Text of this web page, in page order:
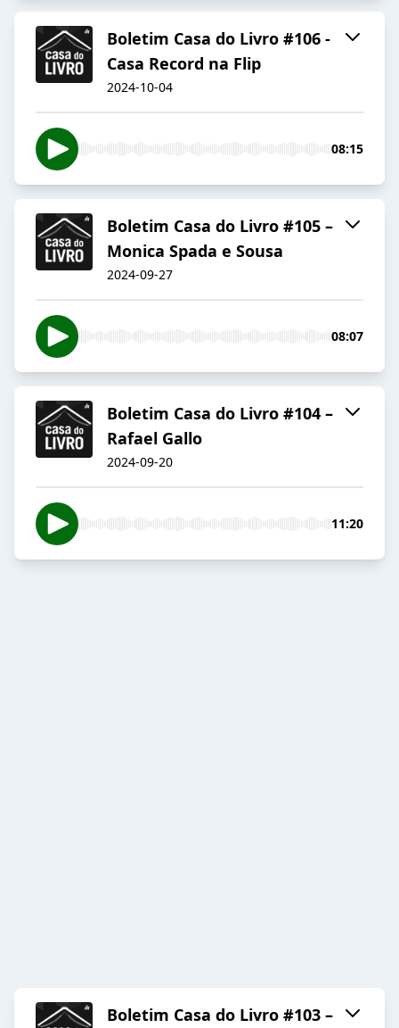
Boletim Casa do Livro #106 -
Casa Record na Flip
2024-10-04
08:15
Boletim Casa do Livro #105 –
Monica Spada e Sousa
2024-09-27
08:07
Boletim Casa do Livro #104 –
Rafael Gallo
2024-09-20
11:20
Boletim Casa do Livro #103 –